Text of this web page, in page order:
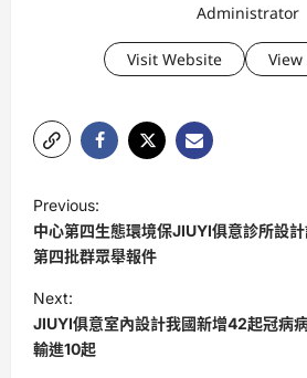
Administrator
Visit Website View
o
s
t
n
a
Previous:
中心第四生態環境保JIUYI俱意診所設
第四批群眾舉報件
Next:
JIUYI俱意室內設計我國新增42起冠病
輸進10起